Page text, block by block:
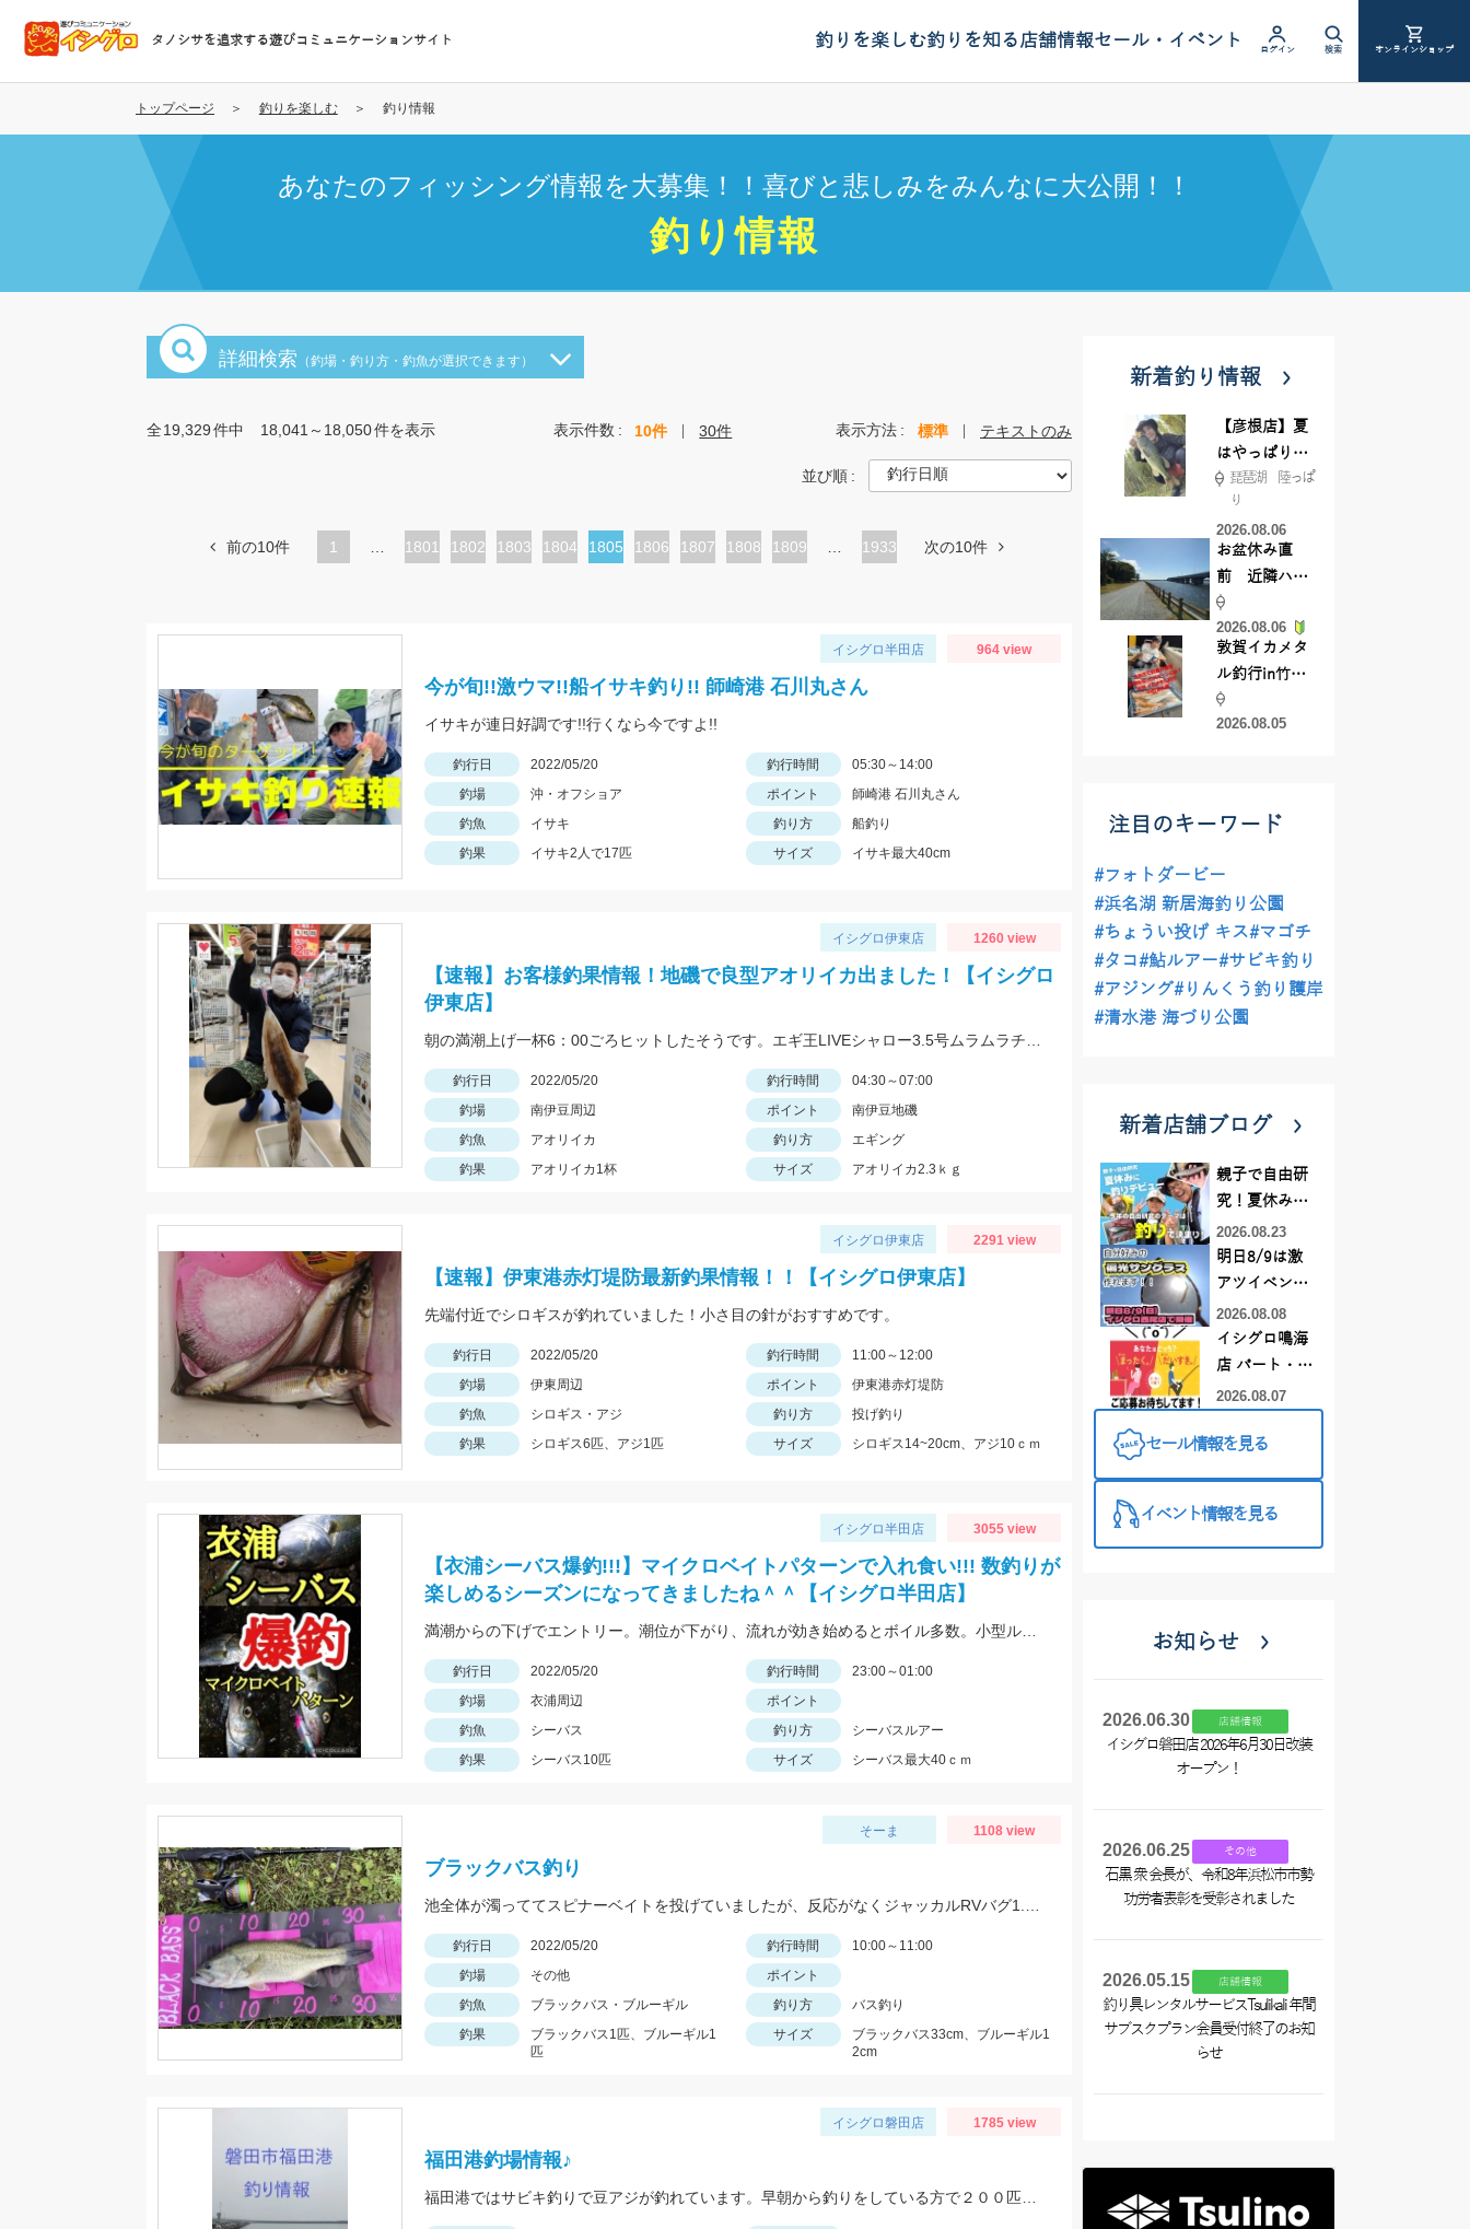
コ
テ
タノシサを追求する遊びコミュニケーションサイト 釣りを楽しむ釣りを知る店舗情報セール・イベント ログイン 検索 オンラインショップ
トップページ 釣りを楽しむ 釣り情報
あなたのフィッシング情報を大募集！！喜びと悲しみをみんなに大公開！！
釣り情報
詳細検索 （釣場・釣り方・釣魚が選択できます）
全19,329件中 18,041～18,050件を表示 表示件数 10件 30件 表示方法 標準 テキストのみ
並び順
前の10件 1
ペ
1801
ペ
1802
ペ
1803
ペ
1804
カ
ペ
1805
ペ
1806
ペ
1807
ペ
1808
ペ
1809 1933 次の10件
イシグロ半田店 964 view
今が旬!!激ウマ!!船イサキ釣り!! 師崎港 石川丸さん
イサキが連日好調です!!行くなら今ですよ!!
釣行日 2022/05/20 釣行時間
05:30～14:00
釣場
沖・オフショア ポイント
師崎港 石川丸さん
釣魚
イサキ 釣り方
船釣り
釣果
イサキ2人で17匹 サイズ イサキ最大40cm
イシグロ伊東店 1260 view
【速報】お客様釣果情報！地磯で良型アオリイカ出ました！【イシグロ
伊東店】
釣行日 2022/05/20 釣行時間
04:30～07:00
釣場
南伊豆周辺 ポイント
南伊豆地磯
釣魚
アオリイカ 釣り方
エギング
釣果
アオリイカ1杯 サイズ アオリイカ2.3ｋｇ
イシグロ伊東店 2291 view
【速報】伊東港赤灯堤防最新釣果情報！！【イシグロ伊東店】
先端付近でシロギスが釣れていました！小さ目の針がおすすめです。
釣行日 2022/05/20 釣行時間
11:00～12:00
釣場
伊東周辺 ポイント
伊東港赤灯堤防
釣魚
シロギス・アジ 釣り方
投げ釣り
釣果
シロギス6匹、アジ1匹 サイズ シロギス14~20cm、アジ10ｃｍ
イシグロ半田店 3055 view
【衣浦シーバス爆釣!!!】マイクロベイトパターンで入れ食い!!! 数釣りが
楽しめるシーズンになってきましたね＾＾【イシグロ半田店】
釣行日 2022/05/20 釣行時間
23:00～01:00
釣場
衣浦周辺
ポイント
釣魚
シーバス 釣り方
シーバスルアー
釣果
シーバス10匹 サイズ シーバス最大40ｃｍ
そーま 1108 view
ブラックバス釣り
釣行日 2022/05/20 釣行時間
10:00～11:00
釣場
その他
ポイント
釣魚
ブラックバス・ブルーギル 釣り方
バス釣り
釣果
ブラックバス1匹、ブルーギル1
匹
サイズ
ブラックバス33cm、ブルーギル1
2cm
イシグロ磐田店 1785 view
福田港釣場情報♪
新着釣り情報
【彦根店】夏
はやっぱりカ
バー撃ち
【45cmキャ
ッチ】
琵琶湖 陸っぱ
り
2026.08.06
お盆休み直
前 近隣ハゼ
釣り場調査し
てきました
2026.08.06
敦賀イカメタ
ル釣行in竹宝
丸様 釣り方で
釣果が激変！
2026.08.05
注目のキーワード
#フォトダービー
#浜名湖 新居海釣り公園
#ちょうい投げ キス#マゴチ
#タコ#鮎ルアー#サビキ釣り
#アジング#りんくう釣り護岸
#清水港 海づり公園
新着店舗ブログ
親子で自由研
究！夏休みに
釣りデビュー
2026.08.23
明日8/9は激
アツイベント
日！！！～オ
ーダー偏光グ
ラス受注会～
2026.08.08
イシグロ鳴海
店 パート・ア
ルバイトスタ
募集中！
2026.08.07
セール情報を見る
イベント情報を見る
お知らせ
2026.06.30 店舗情報
イシグロ磐田店 2026年6月30日改装
オープン！
2026.06.25 その他
石黒 衆 会長が、令和8年浜松市市勢
功労者表彰を受彰されました
2026.05.15 店舗情報
釣り具レンタルサービスTsulikali 年間
サブスクプラン会員受付終了のお知
らせ